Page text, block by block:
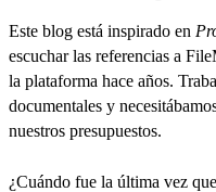
Este blog está inspirado en
escuchar las referencias a
la plataforma hace años.
documentales y
nuestros presupuestos.
¿Cuándo fue la última vez